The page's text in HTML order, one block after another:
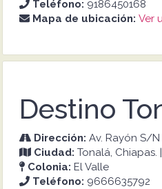
Teléfono: 9186450168
Mapa de ubicación: Ver
Destino
Dirección: Av. Rayón S/
Ciudad: Tonalá, Chiapas.
Colonia: El Valle
Teléfono: 9666635792